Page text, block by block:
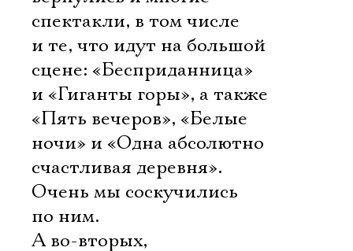
спектакли, в том числе
и те, что идут на большой
сцене: «Бесприданница»
и «Гиганты горы», а также
«Пять вечеров», «Белые
ночи» и «Одна абсолютно
счастливая деревня».
Очень мы соскучились
по ним.
А во-вторых,